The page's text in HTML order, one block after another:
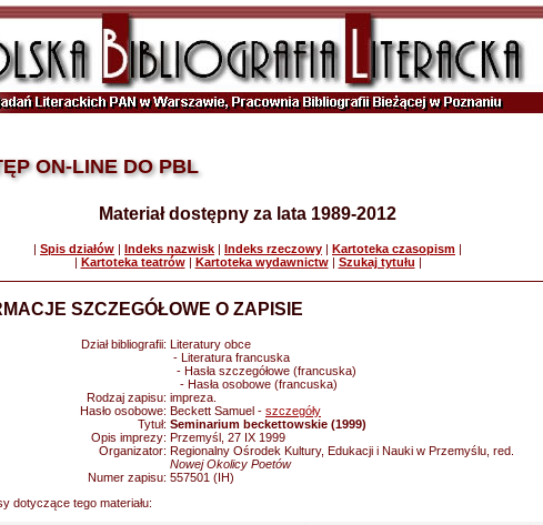
ON-LINE DO PBL
Materiał dostępny za lata 1989-2012
| Spis działów | Indeks nazwisk | Indeks rzeczowy | Kartoteka czasopism |
| Kartoteka teatrów| Kartoteka wydawnictw| Szukaj tytułu |
SZCZEGÓŁOWE O ZAPISIE
Dział bibliografii: Literatury obce
- Literatura francuska
- Hasła szczegółowe (francuska)
- Hasła osobowe (francuska)
Rodzaj zapisu: impreza.
Hasło osobowe: Beckett Samuel - szczegóły
Tytuł: Seminarium beckettowskie (1999)
Opis imprezy: Przemyśl, 27 IX 1999
Organizator: Regionalny Ośrodek Kultury, Edukacji i Nauki w Przemyślu, red.
Nowej Okolicy Poetów
Numer zapisu: 557501 (IH)
dotyczące tego materiału: